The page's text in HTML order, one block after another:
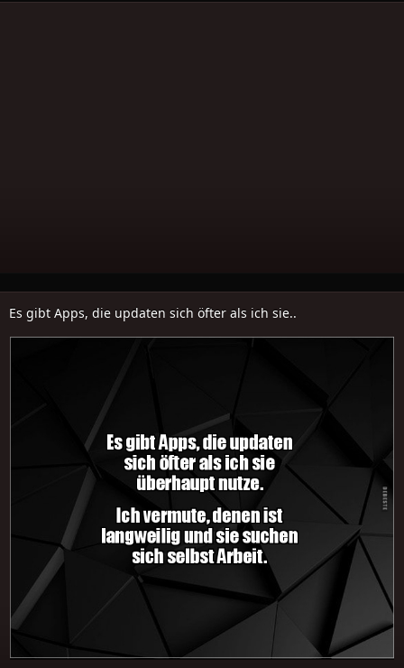
Es gibt Apps, die updaten sich öfter als ich sie..